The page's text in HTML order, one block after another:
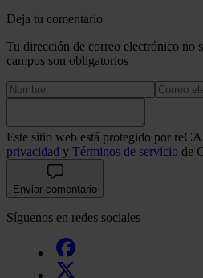
Deja tu comentario
Tu dirección de correo electrónico no
campos son obligatorios
Este sitio web está protegido por
privacidad y Términos de servicio de
Enviar comentario
Síguenos en redes sociales